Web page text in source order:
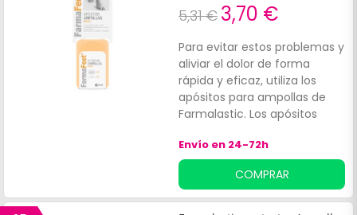
5,31 € 3,70 €
Para evitar estos problemas y
aliviar el dolor de forma
rápida y eficaz, utiliza los
apósitos para ampollas de
Farmalastic. Los apósitos
ampollas de Farmalastic son
perfectos para aliviar el dolor
provocado por ampollas en
los pies y proteger la zona
Envío en 24-72h
COMPRAR